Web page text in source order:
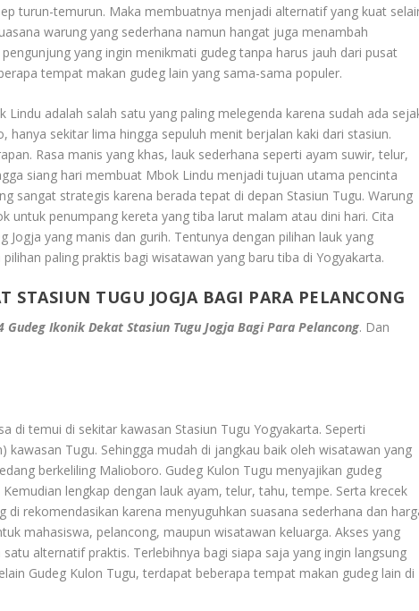
turun-temurun. Maka membuatnya menjadi alternatif yang kuat
warung yang sederhana namun hangat juga menambah
yang ingin menikmati gudeg tanpa harus jauh dari pusat
tempat makan gudeg lain yang sama-sama populer.
Lindu adalah salah satu yang paling melegenda karena sudah ada
hanya sekitar lima hingga sepuluh menit berjalan kaki dari stasiun.
Rasa manis yang khas, lauk sederhana seperti ayam suwir, telur,
siang hari membuat Mbok Lindu menjadi tujuan utama pencinta
sangat strategis karena berada tepat di depan Stasiun Tugu. Warung
untuk penumpang kereta yang tiba larut malam atau dini hari. Cita
yang manis dan gurih. Tentunya dengan pilihan lauk yang
paling praktis bagi wisatawan yang baru tiba di Yogyakarta.
STASIUN TUGU JOGJA BAGI PARA PELANCONG
Gudeg Ikonik Dekat Stasiun Tugu Jogja Bagi Para Pelancong. Dan
di temui di sekitar kawasan Stasiun Tugu Yogyakarta. Seperti
kawasan Tugu. Sehingga mudah di jangkau baik oleh wisatawan yang
berkeliling Malioboro. Gudeg Kulon Tugu menyajikan gudeg
lengkap dengan lauk ayam, telur, tahu, tempe. Serta krecek
rekomendasikan karena menyuguhkan suasana sederhana dan
mahasiswa, pelancong, maupun wisatawan keluarga. Akses yang
alternatif praktis. Terlebihnya bagi siapa saja yang ingin langsung
Gudeg Kulon Tugu, terdapat beberapa tempat makan gudeg lain di